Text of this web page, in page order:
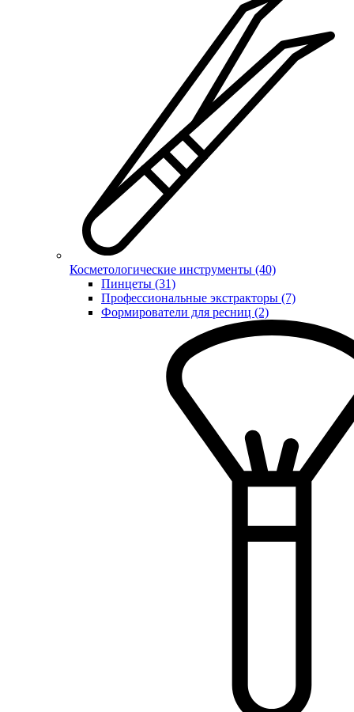
Косметологические инструменты (40)
Пинцеты (31)
Профессиональные экстракторы (7)
Формирователи для ресниц (2)